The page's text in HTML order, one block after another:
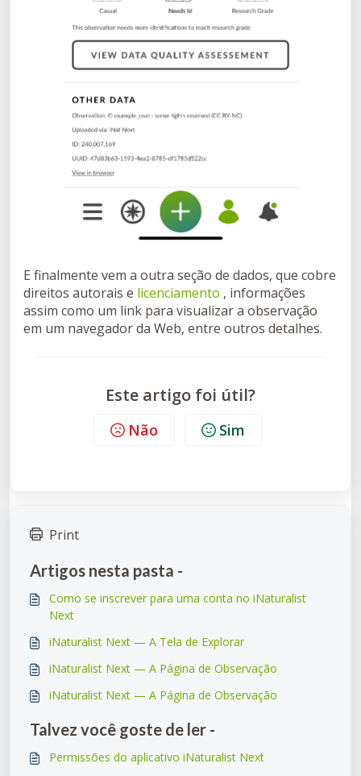
E finalmente vem a outra seção de dados, que cobre
direitos autorais e licenciamento , informações
assim como um link para visualizar a observação
em um navegador da Web, entre outros detalhes.
Este artigo foi útil?
Não Sim
Print
Artigos nesta pasta -
Como se inscrever para uma conta no iNaturalist
Next
iNaturalist Next — A Tela de Explorar
iNaturalist Next — A Página de Observação
iNaturalist Next — A Página de Observação
Talvez você goste de ler -
Permissões do aplicativo iNaturalist Next